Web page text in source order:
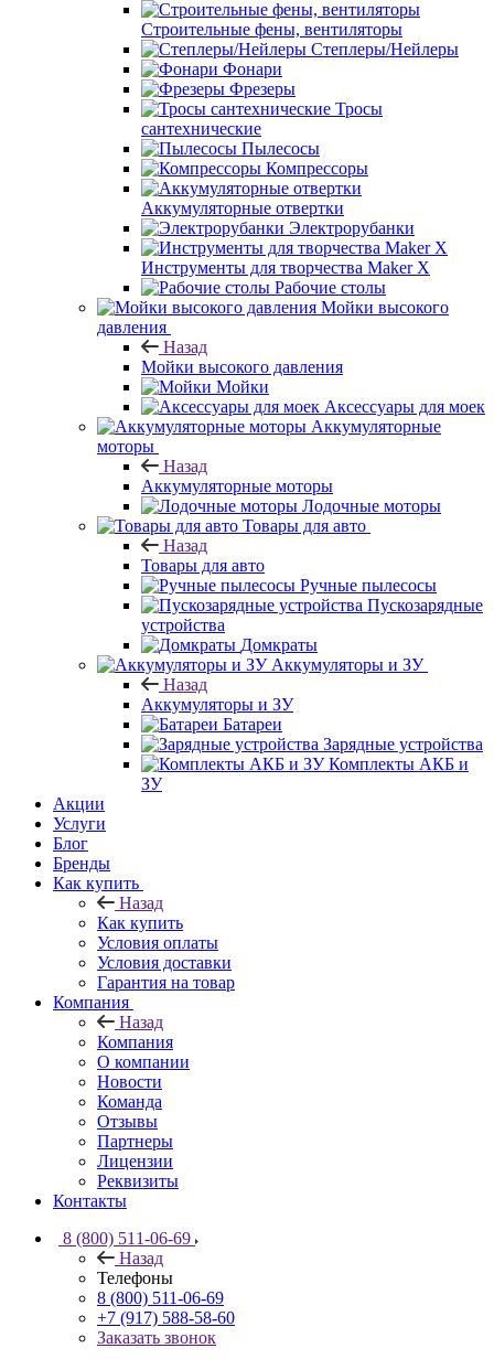
Строительные фены, вентиляторы
Степлеры/Нейлеры
Фонари
Фрезеры
Тросы
сантехнические
Пылесосы
Компрессоры
Аккумуляторные отвертки
Электрорубанки
Инструменты для творчества Maker X
Рабочие столы
Мойки высокого
давления
Назад
Мойки высокого давления
Мойки
Аксессуары для моек
Аккумуляторные
моторы
Назад
Аккумуляторные моторы
Лодочные моторы
Товары для авто
Назад
Товары для авто
Ручные пылесосы
Пускозарядные
устройства
Домкраты
Аккумуляторы и ЗУ
Назад
Аккумуляторы и ЗУ
Батареи
Зарядные устройства
Комплекты АКБ и
ЗУ
Акции
Услуги
Блог
Бренды
Как купить
Назад
Как купить
Условия оплаты
Условия доставки
Гарантия на товар
Компания
Назад
Компания
О компании
Новости
Команда
Отзывы
Партнеры
Лицензии
Реквизиты
Контакты
8 (800) 511-06-69
Назад
Телефоны
8 (800) 511-06-69
+7 (917) 588-58-60
Заказать звонок